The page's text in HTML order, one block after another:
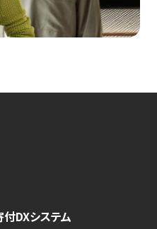
DXシステム